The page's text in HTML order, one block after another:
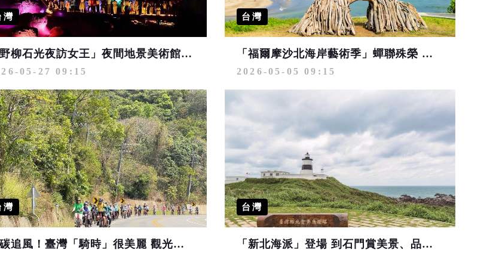
灣
「野柳石光夜訪女王」夜間地景美術館即將登場 6/1起線上預購
05-27 09:15
台灣
「福爾摩沙北海岸藝術季」蟬聯殊榮 再奪2026美國繆思設計大獎金獎
2026-05-05 09:15
灣
低碳追風！臺灣「騎時」很美麗 觀光署啟動全臺自行車年度接力盛典
台灣
「新北海派」登場 到石門賞美景、品嚐秋冬海味正當時